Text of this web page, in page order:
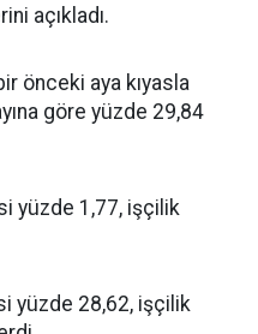
açıkladı.
önceki aya kıyasla
göre yüzde 29,84
yüzde 1,77, işçilik
yüzde 28,62, işçilik